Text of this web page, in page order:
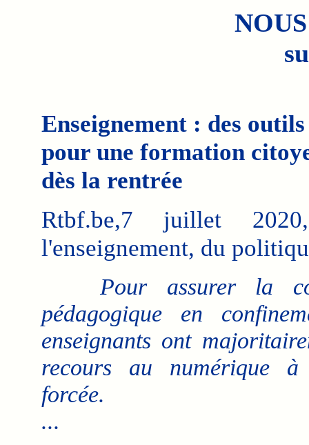
Enseignement : des
pour une formation
dès la rentrée
Rtbf.be,7 juillet
l'enseignement, du
Pour assurer la
pédagogique en
enseignants ont
recours au numérique à
forcée.
...